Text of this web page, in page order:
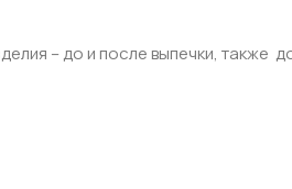
– до и после выпечки, также